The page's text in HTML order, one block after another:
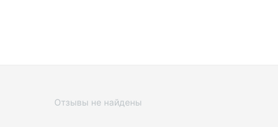
Отзывы не найдены